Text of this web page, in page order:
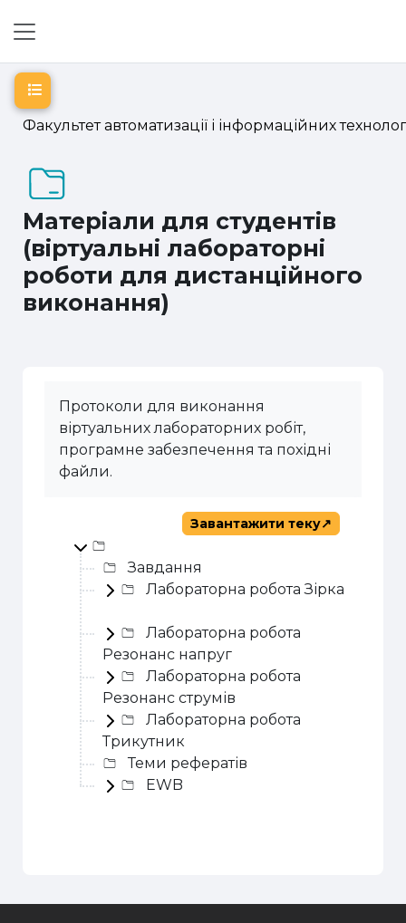
Факультет автоматизації і інформаційних
Матеріали для студентів
(віртуальні лабораторні
роботи для дистанційного
виконання)
Відкритий покажчик курсу
Протоколи для виконання
віртуальних лабораторних робіт,
програмне забезпечення та похідні
файли.
Завантажити теку
Завдання
Лабораторна робота Зірка
Лабораторна робота
Резонанс напруг
Лабораторна робота
Резонанс струмів
Лабораторна робота
Трикутник
Теми рефератів
EWB